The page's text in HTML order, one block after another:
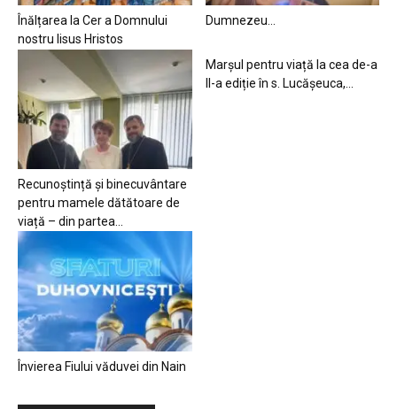
Înălțarea la Cer a Domnului
nostru Iisus Hristos
Dumnezeu…
Recunoștință și binecuvântare
pentru mamele dătătoare de
viață – din partea...
Marșul pentru viață la cea de-a
II-a ediție în s. Lucășeuca,...
Învierea Fiului văduvei din Nain